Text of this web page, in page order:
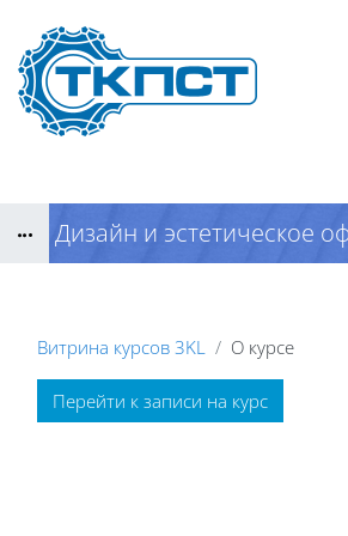
Дизайн и эстетическое
Витрина курсов 3KL О курсе
Блоки
Перейти к записи на курс